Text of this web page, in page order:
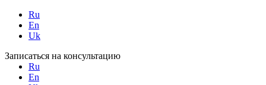
Ru
En
Uk
Записаться на консультацию
Ru
En